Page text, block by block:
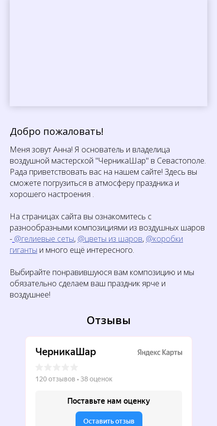
Добро пожаловать!
Меня зовут Анна! Я основатель и владелица
воздушной мастерской "ЧерникаШар" в Севастополе.
Рада приветствовать вас на нашем сайте! Здесь вы
сможете погрузиться в атмосферу праздника и
хорошего настроения .
На страницах сайта вы ознакомитесь с
разнообразными композициями из воздушных шаров
- @гелиевые сеты, @цветы из шаров, @коробки
гиганты и много ещё интересного.
Выбирайте понравившуюся вам композицию и мы
обязательно сделаем ваш праздник ярче и
воздушнее!
Отзывы